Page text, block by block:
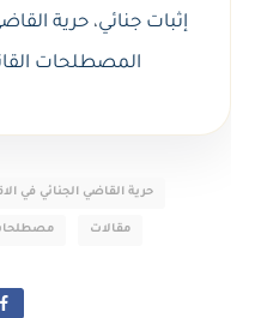
إثبات جنائي، حرية
المصطلحات
حرية القاضي الجنائي في
مقالات